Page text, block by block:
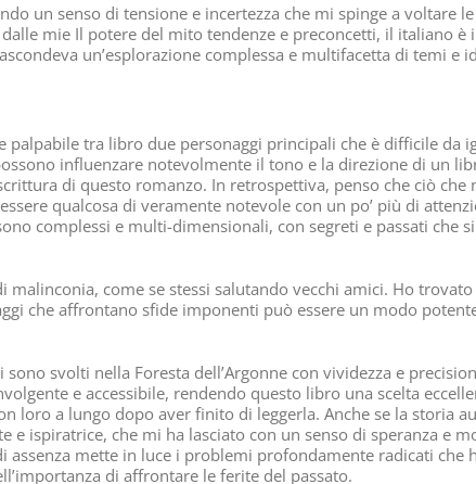
un senso di tensione e incertezza che mi spinge a voltare
mie Il potere del mito tendenze e preconcetti, il italiano è
un’esplorazione complessa e multifacetta di temi e
tra libro due personaggi principali che è difficile da
influenzare notevolmente il tono e la direzione di un
di questo romanzo. In retrospettiva, penso che ciò
qualcosa di veramente notevole con un po’ più di
complessi e multi-dimensionali, con segreti e passati che
come se stessi salutando vecchi amici. Ho
che affrontano sfide imponenti può essere un modo
svolti nella Foresta dell’Argonne con vividezza e
e accessibile, rendendo questo libro una scelta
loro a lungo dopo aver finito di leggerla. Anche se la storia
ispiratrice, che mi ha lasciato con un senso di speranza e
mette in luce i problemi profondamente radicati che
di affrontare le ferite del passato.